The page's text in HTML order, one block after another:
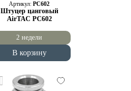
Артикул:PC602
Штуцер цанговый
AirTAC PC602
2 недели
В корзину